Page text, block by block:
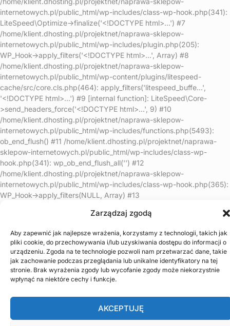
Zarządzaj zgodą
Aby zapewnić jak najlepsze wrażenia, korzystamy z technologii, takich jak
pliki cookie, do przechowywania i/lub uzyskiwania dostępu do informacji o
urządzeniu. Zgoda na te technologie pozwoli nam przetwarzać dane, takie
jak zachowanie podczas przeglądania lub unikalne identyfikatory na tej
stronie. Brak wyrażenia zgody lub wycofanie zgody może niekorzystnie
wpłynąć na niektóre cechy i funkcje.
AKCEPTUJĘ
internetowych.pl/public_html/wp-includes/class-wp-hook.php(341):
LiteSpeed\Optimize->finalize('<!DOCTYPE html>...') #7
/home/klient.dhosting.pl/projektnet/naprawa-sklepow-
internetowych.pl/public_html/wp-includes/plugin.php(205):
WP_Hook->apply_filters('<!DOCTYPE html>...', Array) #8
/home/klient.dhosting.pl/projektnet/naprawa-sklepow-
internetowych.pl/public_html/wp-content/plugins/litespeed-
cache/src/core.cls.php(464): apply_filters('litespeed_buffe...',
'<!DOCTYPE html>...') #9 [internal function]: LiteSpeed\Core-
>send_headers_force('<!DOCTYPE html>...', 9) #10
/home/klient.dhosting.pl/projektnet/naprawa-sklepow-
internetowych.pl/public_html/wp-includes/functions.php(5493):
ob_end_flush() #11 /home/klient.dhosting.pl/projektnet/naprawa-
sklepow-internetowych.pl/public_html/wp-includes/class-wp-
hook.php(341): wp_ob_end_flush_all('') #12
/home/klient.dhosting.pl/projektnet/naprawa-sklepow-
internetowych.pl/public_html/wp-includes/class-wp-hook.php(365):
WP_Hook->apply_filters(NULL, Array) #13
internetowych.pl/public_html/wp-includes/plugin.php(522):
/home/klient.dhosting.pl/projektnet/naprawa-sklepow-
internetowych.pl/public_html/wp-includes/load.php(1308):
do_action('shutdown') #15 [internal function]:
shutdown_action_hook() #16 {main} thrown in
/home/klient.dhosting.pl/projektnet/naprawa-sklepow-